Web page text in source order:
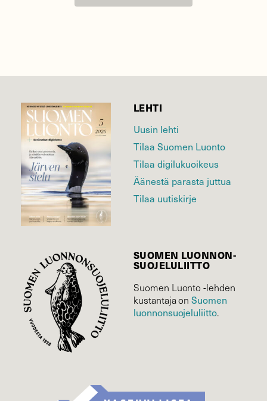
LEHTI
Uusin lehti
Tilaa Suomen Luonto
Tilaa digilukuoikeus
Äänestä parasta juttua
Tilaa uutiskirje
SUOMEN LUONNON­
SUOJELU­LIITTO
Suomen Luonto -lehden
kustantaja onSuomen
luonnonsuojelu­liitto.